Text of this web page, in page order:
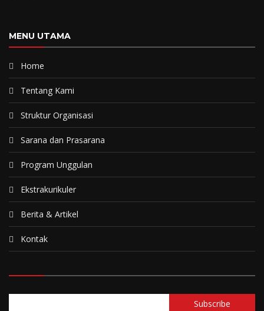
MENU UTAMA
Home
Tentang Kami
Struktur Organisasi
Sarana dan Prasarana
Program Unggulan
Ekstrakurikuler
Berita & Artikel
Kontak